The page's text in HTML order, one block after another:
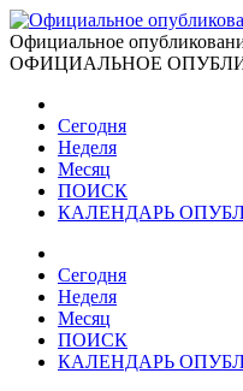
Официальное
ОФИЦИАЛЬНОЕ
Сегодня
Неделя
Месяц
ПОИСК
КАЛЕНДАРЬ
Сегодня
Неделя
Месяц
ПОИСК
КАЛЕНДАРЬ